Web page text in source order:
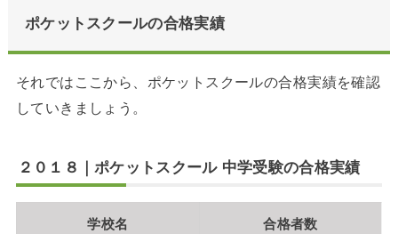
ポケットスクールの合格実績
それではここから、ポケットスクールの合格実績を確認
していきましょう。
２０１８｜ポケットスクール 中学受験の合格実績
学校名 合格者数